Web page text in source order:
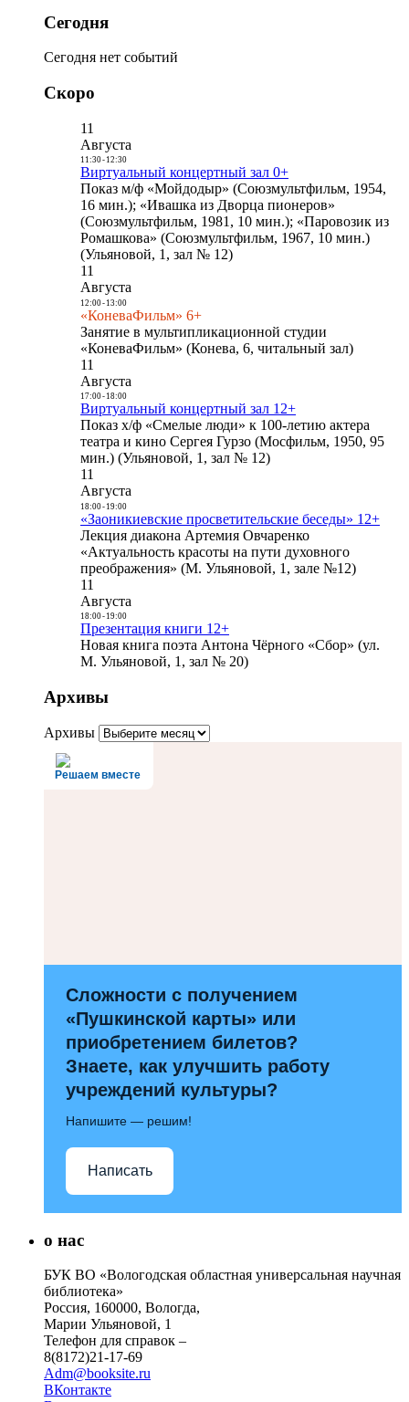
Сегодня
Сегодня нет событий
Скоро
11
Августа
11:30- 12:30
Виртуальный концертный зал 0+
Показ м/ф «Мойдодыр» (Союзмультфильм, 1954,
16 мин.); «Ивашка из Дворца пионеров»
(Союзмультфильм, 1981, 10 мин.); «Паровозик из
Ромашкова» (Союзмультфильм, 1967, 10 мин.)
(Ульяновой, 1, зал № 12)
11
Августа
12:00- 13:00
«КоневаФильм» 6+
Занятие в мультипликационной студии
«КоневаФильм» (Конева, 6, читальный зал)
11
Августа
17:00- 18:00
Виртуальный концертный зал 12+
Показ х/ф «Смелые люди» к 100-летию актера
театра и кино Сергея Гурзо (Мосфильм, 1950, 95
мин.) (Ульяновой, 1, зал № 12)
11
Августа
18:00- 19:00
«Заоникиевские просветительские беседы» 12+
Лекция диакона Артемия Овчаренко
«Актуальность красоты на пути духовного
преображения» (М. Ульяновой, 1, зале №12)
11
Августа
18:00- 19:00
Презентация книги 12+
Новая книга поэта Антона Чёрного «Сбор» (ул.
М. Ульяновой, 1, зал № 20)
Архивы
Архивы
Решаем вместе
Сложности с получением
«Пушкинской карты» или
приобретением билетов?
Знаете, как улучшить работу
учреждений культуры?
Напишите — решим!
Написать
о нас
БУК ВО «Вологодская областная универсальная научная
библиотека»
Россия, 160000, Вологда,
Марии Ульяновой, 1
Телефон для справок –
8(8172)21-17-69
Adm@booksite.ru
ВКонтакте